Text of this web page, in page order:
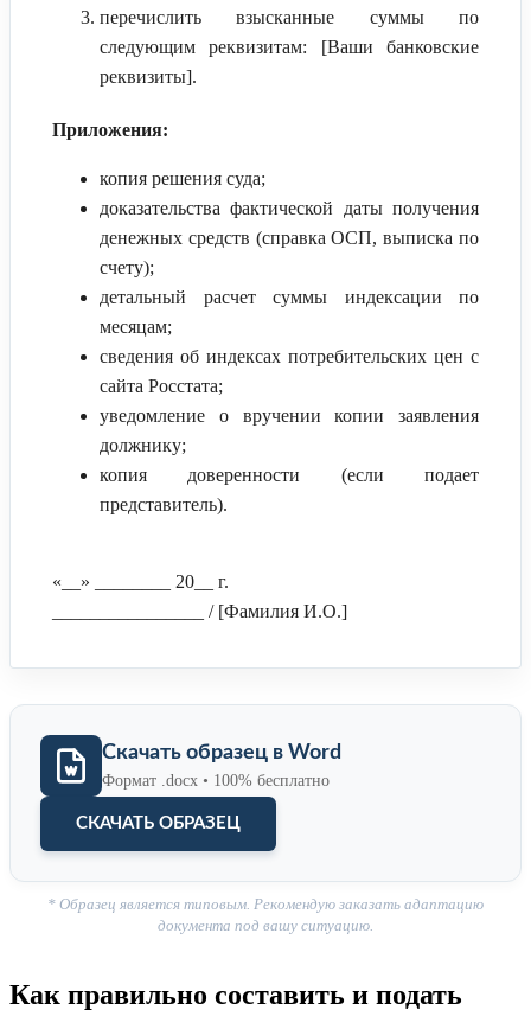
перечислить взысканные суммы по
следующим реквизитам: [Ваши банковские
реквизиты].
Приложения:
копия решения суда;
доказательства фактической даты получения
денежных средств (справка ОСП, выписка по
счету);
детальный расчет суммы индексации по
месяцам;
сведения об индексах потребительских цен с
сайта Росстата;
уведомление о вручении копии заявления
должнику;
копия доверенности (если подает
представитель).
«__» ________ 20__ г.
________________ / [Фамилия И.О.]
Скачать образец в Word
Формат .docx • 100% бесплатно
СКАЧАТЬ ОБРАЗЕЦ
* Образец является типовым. Рекомендую заказать адаптацию
документа под вашу ситуацию.
Как правильно составить и подать